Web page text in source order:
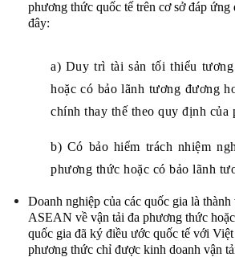
phương thức quốc tế trên cơ sở đáp ứng
đây:
a) Duy trì tài sản tối thiểu
hoặc có bảo lãnh tương đương
chính thay thế theo quy định của
b) Có bảo hiểm trách nhiệm
phương thức hoặc có bảo lãnh
Doanh nghiệp của các quốc gia là
ASEAN về vận tải đa phương thức
quốc gia đã ký điều ước quốc tế với
phương thức chỉ được kinh doanh vận